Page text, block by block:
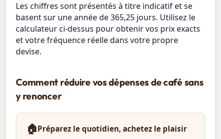
Les chiffres sont présentés à titre indicatif et se
basent sur une année de 365,25 jours. Utilisez le
calculateur ci-dessus pour obtenir vos prix exacts
et votre fréquence réelle dans votre propre
devise.
Comment réduire vos dépenses de café sans
y renoncer
🏠Préparez le quotidien, achetez le plaisir